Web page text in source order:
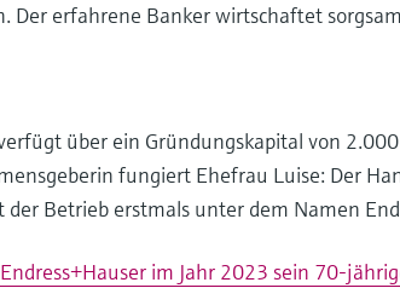
Der erfahrene Banker wirtschaftet
über ein Gründungskapital von
fungiert Ehefrau Luise: Der
Betrieb erstmals unter dem Namen
im Jahr 2023 sein 70-